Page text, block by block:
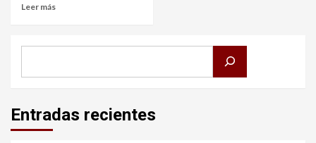
Leer más
Entradas recientes